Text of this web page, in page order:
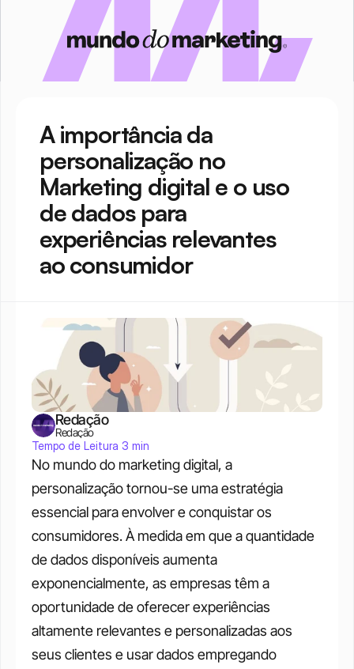
A importância da
personalização no
Marketing digital e o uso
de dados para
experiências relevantes
ao consumidor
No mundo do marketing digital, a
personalização tornou-se uma estratégia
essencial para envolver e conquistar os
consumidores. À medida em que a quantidade
de dados disponíveis aumenta
exponencialmente, as empresas têm a
oportunidade de oferecer experiências
altamente relevantes e personalizadas aos
seus clientes e usar dados empregando
Redação
Redação
Tempo de Leitura 3 min